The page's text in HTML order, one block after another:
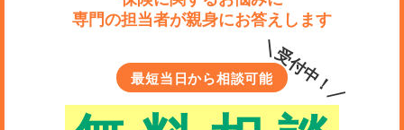
専門の担当者が親身にお答えします
最短当日から相談可能＼受付中！／